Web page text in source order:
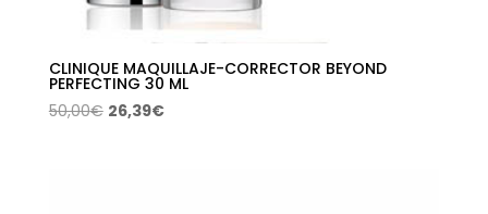
CLINIQUE MAQUILLAJE-CORRECTOR BEYOND
PERFECTING 30 ML
50,00€ El
26,39€El